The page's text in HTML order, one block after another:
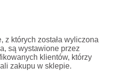
z których została wyliczona
są wystawione przez
klientów, którzy
zakupu w sklepie.